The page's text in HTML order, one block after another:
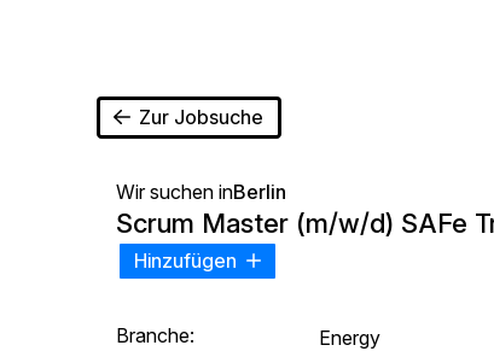
Zur Jobsuche
Wir suchen inBerlin
Scrum Master (m/w/d) SAFe
Hinzufügen
Branche: Energy